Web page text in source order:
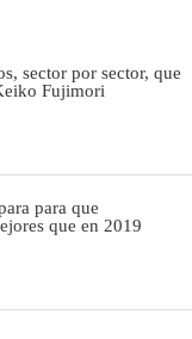
sector por sector, que
Fujimori
para que
que en 2019